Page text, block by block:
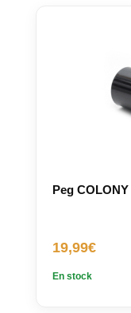
Peg
19,99€
En stock